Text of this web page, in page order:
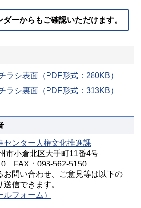
ーからもご確認いただけます。
ラシ表面（PDF形式：280KB）
ラシ裏面（PDF形式：313KB）
センター人権文化推進課
小倉北区大手町11番4号
FAX：093-562-5150
お問い合わせ、ご意見等は以下の
信できます。
フォーム）